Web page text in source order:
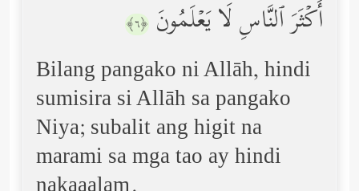
أَكۡثَرَ ٱلنَّاسِ لَا یَعۡلَمُونَ ﴿٦﴾
Bilang pangako ni Allāh, hindi
sumisira si Allāh sa pangako
Niya; subalit ang higit na
marami sa mga tao ay hindi